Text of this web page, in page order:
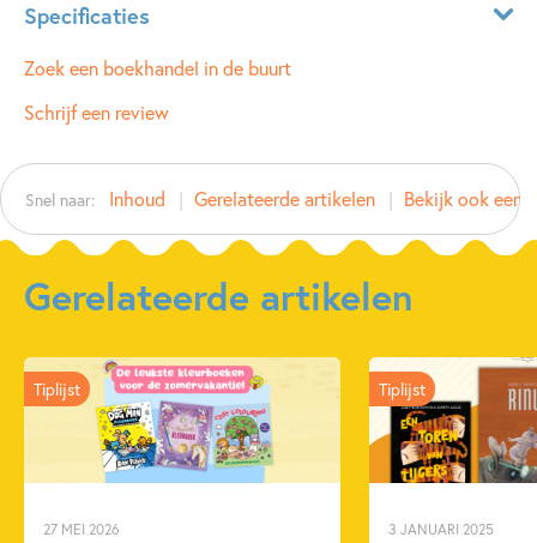
Specificaties
ISBN: 9781474959346
NUR:
Auteur(s):
Prijs: 10
99
Uitgever:
Usborne Publishers
Verschijningsdatum:
02-10-2018
Doeboeken Fantasie
Fantasie & magie
Hobby & knutselen
Prentenboeken
Zoek een boekhandel in de buurt
Schrijf een review
Snel naar: Inhoud Gerelateerde artikelen Bekijk ook eens
Gerelateerde artikelen
27 MEI 2026
Tiplijst
3 JANUARI 2025
Tiplijst